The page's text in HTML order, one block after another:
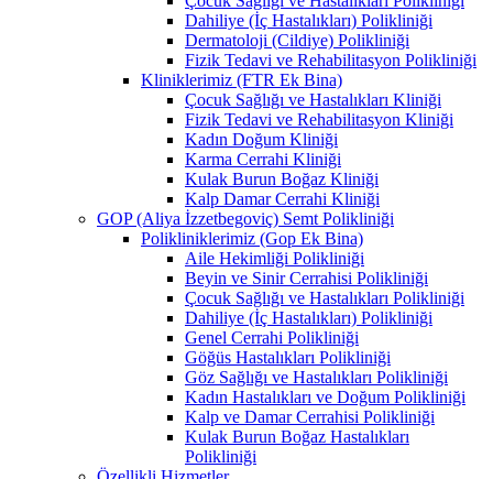
Dahiliye (İç Hastalıkları) Polikliniği
Dermatoloji (Cildiye) Polikliniği
Fizik Tedavi ve Rehabilitasyon Polikliniği
Kliniklerimiz (FTR Ek Bina)
Çocuk Sağlığı ve Hastalıkları Kliniği
Fizik Tedavi ve Rehabilitasyon Kliniği
Kadın Doğum Kliniği
Karma Cerrahi Kliniği
Kulak Burun Boğaz Kliniği
Kalp Damar Cerrahi Kliniği
GOP (Aliya İzzetbegoviç) Semt Polikliniği
Polikliniklerimiz (Gop Ek Bina)
Aile Hekimliği Polikliniği
Beyin ve Sinir Cerrahisi Polikliniği
Çocuk Sağlığı ve Hastalıkları Polikliniği
Dahiliye (İç Hastalıkları) Polikliniği
Genel Cerrahi Polikliniği
Göğüs Hastalıkları Polikliniği
Göz Sağlığı ve Hastalıkları Polikliniği
Kadın Hastalıkları ve Doğum Polikliniği
Kalp ve Damar Cerrahisi Polikliniği
Kulak Burun Boğaz Hastalıkları
Polikliniği